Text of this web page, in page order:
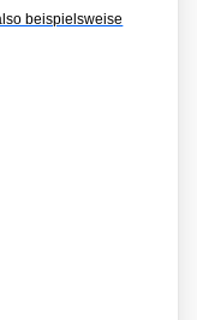
beispielsweise